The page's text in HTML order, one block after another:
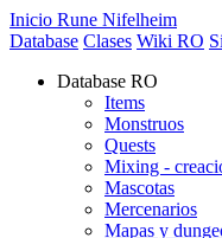
Inicio Rune Nifelheim
Database Clases Wiki RO
Database RO
Items
Monstruos
Quests
Mixing -
Mascotas
Mercenarios
Mapas y